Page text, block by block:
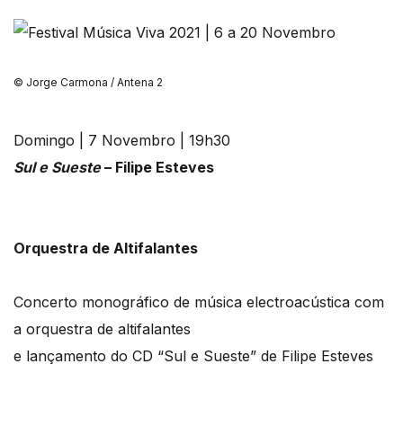
© Jorge Carmona / Antena 2
Domingo | 7 Novembro | 19h30
Sul e Sueste– Filipe Esteves
Orquestra de Altifalantes
Concerto monográfico de música electroacústica com
a orquestra de altifalantes
e lançamento do CD “Sul e Sueste” de Filipe Esteves